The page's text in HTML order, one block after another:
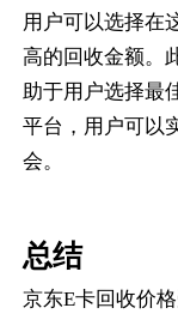
用户可以选择在
高的回收金额。
助于用户选择最
平台，用户可以
会。
总结
京东E卡回收价